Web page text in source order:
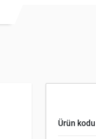
Ürün kodu